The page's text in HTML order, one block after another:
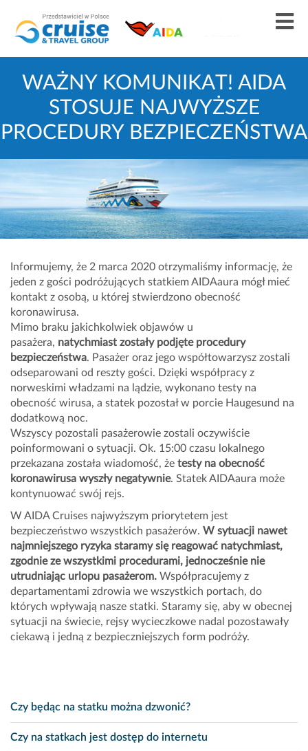
WAŻNY KOMUNIKAT! AIDA
STOSUJE NAJWYŻSZE
PROCEDURY BEZPIECZEŃSTWA
Informujemy, że 2 marca 2020 otrzymaliśmy informację, że
jeden z gości podróżujących statkiem AIDAaura mógł mieć
kontakt z osobą, u której stwierdzono obecność
koronawirusa.
Mimo braku jakichkolwiek objawów u
pasażera, natychmiast zostały podjęte procedury
bezpieczeństwa. Pasażer oraz jego współtowarzysz zostali
odseparowani od reszty gości. Dzięki współpracy z
norweskimi władzami na lądzie, wykonano testy na
obecność wirusa, a statek pozostał w porcie Haugesund na
dodatkową noc.
Wszyscy pozostali pasażerowie zostali oczywiście
poinformowani o sytuacji. Ok. 15:00 czasu lokalnego
przekazana została wiadomość, że testy na obecność
koronawirusa wyszły negatywnie. Statek AIDAaura może
kontynuować swój rejs.
W AIDA Cruises najwyższym priorytetem jest
bezpieczeństwo wszystkich pasażerów. W sytuacji nawet
najmniejszego ryzyka staramy się reagować natychmiast,
zgodnie ze wszystkimi procedurami, jednocześnie nie
utrudniając urlopu pasażerom. Współpracujemy z
departamentami zdrowia we wszystkich portach, do
których wpływają nasze statki. Staramy się, aby w obecnej
sytuacji na świecie, rejsy wycieczkowe nadal pozostawały
ciekawą i jedną z bezpieczniejszych form podróży.
Czy będąc na statku można dzwonić?
Czy na statkach jest dostęp do internetu